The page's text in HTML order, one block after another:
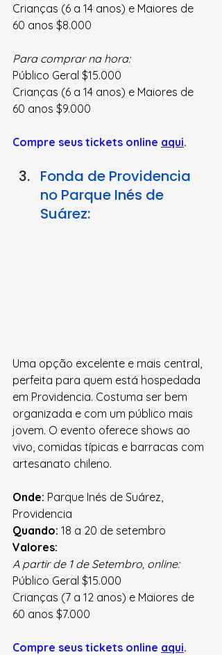
Crianças (6 a 14 anos) e Maiores de
60 anos $8.000
Para comprar na hora:
Público Geral $15.000
Crianças (6 a 14 anos) e Maiores de
60 anos $9.000
Compre seus tickets online aqui.
Fonda de Providencia
no Parque Inés de
Suárez:
Uma opção excelente e mais central,
perfeita para quem está hospedada
em Providencia. Costuma ser bem
organizada e com um público mais
jovem. O evento oferece shows ao
vivo, comidas típicas e barracas com
artesanato chileno.
Onde: Parque Inés de Suárez,
Providencia
Quando: 18 a 20 de setembro
Valores:
A partir de 1 de Setembro, online:
Público Geral $15.000
Crianças (7 a 12 anos) e Maiores de
60 anos $7.000
Compre seus tickets online aqui.